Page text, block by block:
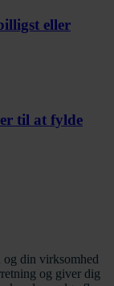
eller
til at fylde
og din virksomhed
og giver dig